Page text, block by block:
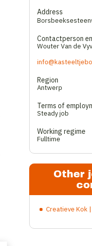
Address
Contactperson
Wouter Van de
Region
Antwerp
Terms of
Steady job
Working regime
Fulltime
Other
Creatieve Kok